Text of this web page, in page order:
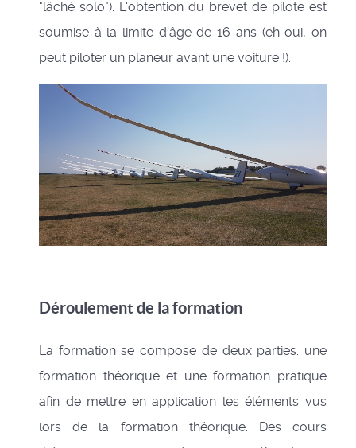
"lâché solo"). L'obtention du brevet de pilote est
soumise à la limite d'âge de 16 ans (eh oui, on
peut piloter un planeur avant une voiture !).
Déroulement de la formation
La formation se compose de deux parties: une
formation théorique et une formation pratique
afin de mettre en application les éléments vus
lors de la formation théorique. Des cours